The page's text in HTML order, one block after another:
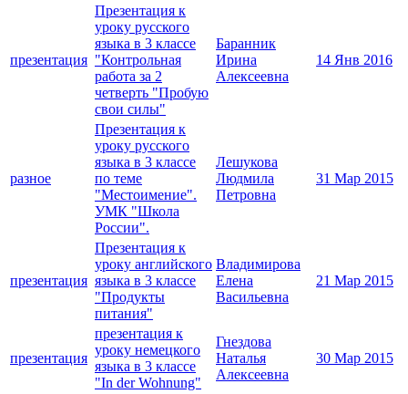
презентация
Презентация к
уроку русского
языка в 3 классе
"Контрольная
работа за 2
четверть "Пробую
свои силы"
Баранник
Ирина
Алексеевна
14 Янв 2016
разное
Презентация к
уроку русского
языка в 3 классе
по теме
"Местоимение".
УМК "Школа
России".
Лешукова
Людмила
Петровна
31 Мар 2015
презентация
Презентация к
уроку английского
языка в 3 классе
"Продукты
питания"
Владимирова
Елена
Васильевна
21 Мар 2015
презентация
презентация к
уроку немецкого
языка в 3 классе
"In der Wohnung"
Гнездова
Наталья
Алексеевна
30 Мар 2015